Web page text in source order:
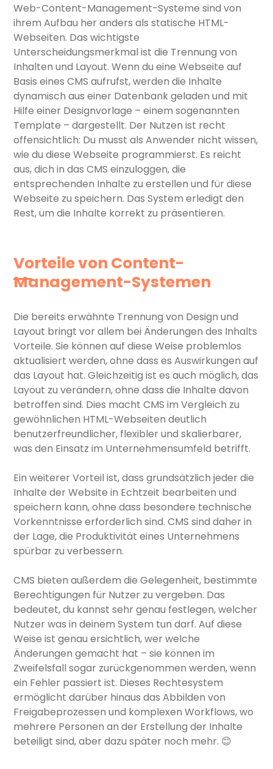
Web-Content-Management-Systeme sind von
ihrem Aufbau her anders als statische HTML-
Webseiten. Das wichtigste
Unterscheidungsmerkmal ist die Trennung von
Inhalten und Layout. Wenn du eine Webseite auf
Basis eines CMS aufrufst, werden die Inhalte
dynamisch aus einer Datenbank geladen und mit
Hilfe einer Designvorlage – einem sogenannten
Template – dargestellt. Der Nutzen ist recht
offensichtlich: Du musst als Anwender nicht wissen,
wie du diese Webseite programmierst. Es reicht
aus, dich in das CMS einzuloggen, die
entsprechenden Inhalte zu erstellen und für diese
Webseite zu speichern. Das System erledigt den
Rest, um die Inhalte korrekt zu präsentieren.
Vorteile von Content-
Management-Systemen
Die bereits erwähnte Trennung von Design und
Layout bringt vor allem bei Änderungen des Inhalts
Vorteile. Sie können auf diese Weise problemlos
aktualisiert werden, ohne dass es Auswirkungen auf
das Layout hat. Gleichzeitig ist es auch möglich, das
Layout zu verändern, ohne dass die Inhalte davon
betroffen sind. Dies macht CMS im Vergleich zu
gewöhnlichen HTML-Webseiten deutlich
benutzerfreundlicher, flexibler und skalierbarer,
was den Einsatz im Unternehmensumfeld betrifft.
Ein weiterer Vorteil ist, dass grundsätzlich jeder die
Inhalte der Website in Echtzeit bearbeiten und
speichern kann, ohne dass besondere technische
Vorkenntnisse erforderlich sind. CMS sind daher in
der Lage, die Produktivität eines Unternehmens
spürbar zu verbessern.
CMS bieten außerdem die Gelegenheit, bestimmte
Berechtigungen für Nutzer zu vergeben. Das
bedeutet, du kannst sehr genau festlegen, welcher
Nutzer was in deinem System tun darf. Auf diese
Weise ist genau ersichtlich, wer welche
Änderungen gemacht hat – sie können im
Zweifelsfall sogar zurückgenommen werden, wenn
ein Fehler passiert ist. Dieses Rechtesystem
ermöglicht darüber hinaus das Abbilden von
Freigabeprozessen und komplexen Workflows, wo
mehrere Personen an der Erstellung der Inhalte
beteiligt sind, aber dazu später noch mehr. 😊